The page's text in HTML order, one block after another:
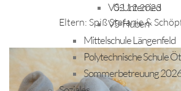
VS-Unterried
VS-Huben
Mittelschule Längenfeld
Polytechnische Schule
Sommerbetreuung
02.12.2023
Eltern: Spiß Stefanie &